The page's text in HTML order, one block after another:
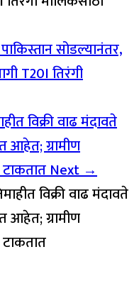
सोडल्यानंतर,
T20I तिरंगी
विक्री वाढ मंदावते
आहेत; ग्रामीण
टाकतातNext →